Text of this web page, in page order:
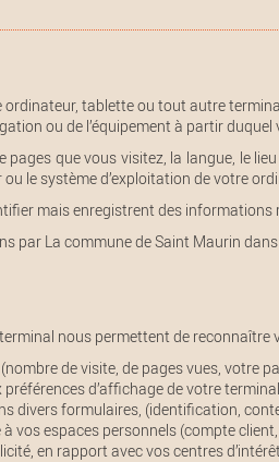
tablette ou tout autre
ou de l’équipement à partir duquel
pages que vous visitez, la langue, le
le système d’exploitation de votre
mais enregistrent des
par La commune de Saint Maurin
nous permettent de
de visite, de pages vues, votre
d’affichage de votre terminal
divers formulaires, (identification,
à vos espaces personnels (compte
en rapport avec vos centres